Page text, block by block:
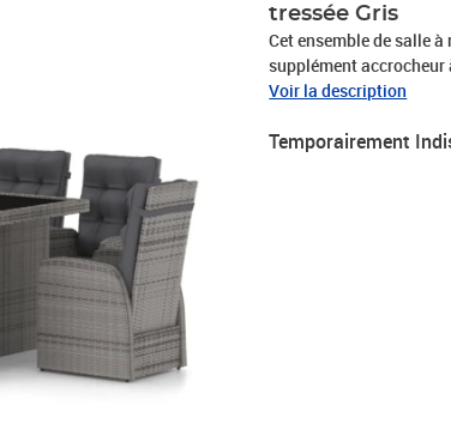
tressée Gris
Cet ensemble de salle
supplément accrocheur
jardin est doté d'un
et adapté à une
utilisant le bouton au
Voir la description
Temporairement